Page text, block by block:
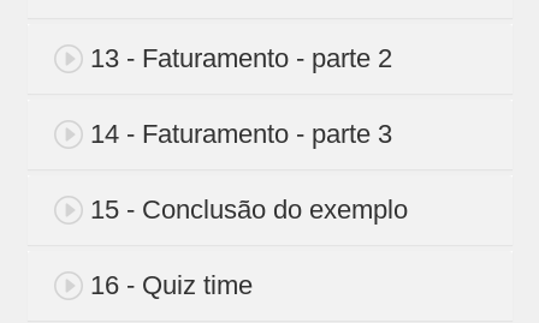
13 - Faturamento - parte 2
14 - Faturamento - parte 3
15 - Conclusão do exemplo
16 - Quiz time